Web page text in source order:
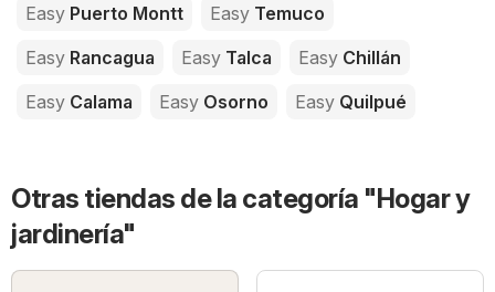
Easy Puerto Montt Easy Temuco
Easy Rancagua Easy Talca Easy Chillán
Easy Calama Easy Osorno Easy Quilpué
Otras tiendas de la categoría "Hogar y
jardinería"